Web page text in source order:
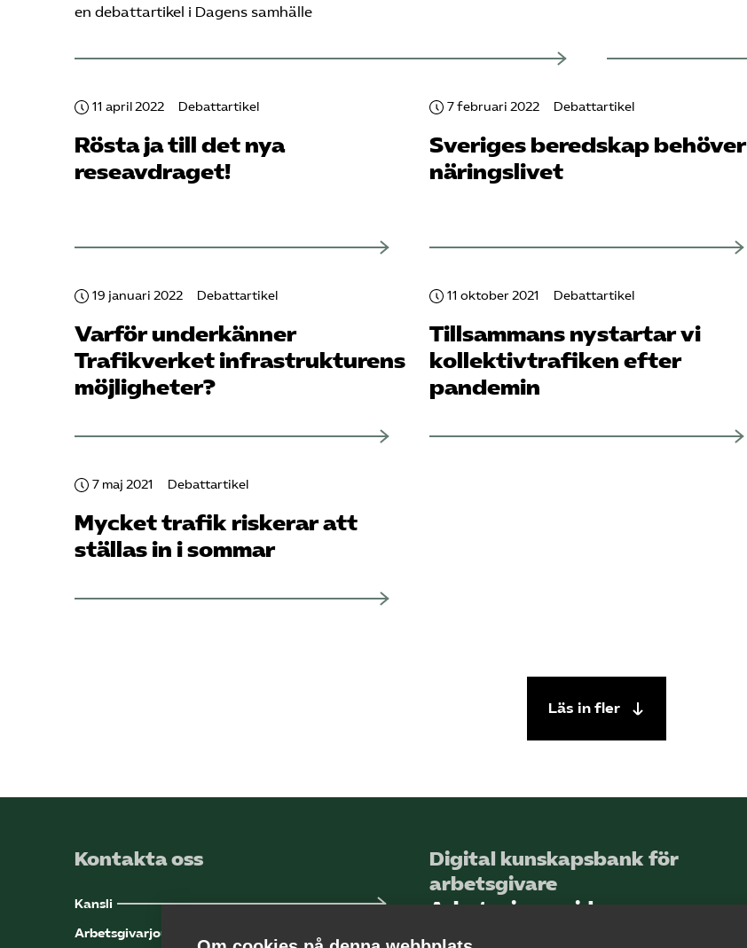
en debattartikel i Dagens samhälle
11 april 2022 Debattartikel
Rösta ja till det nya
reseavdraget!
7 februari 2022 Debattartikel
Sveriges beredskap behöver
näringslivet
19 januari 2022 Debattartikel
Varför underkänner
Trafikverket infrastrukturens
möjligheter?
11 oktober 2021 Debattartikel
Tillsammans nystartar vi
kollektiv­trafiken efter
pandemin
7 maj 2021 Debattartikel
Mycket trafik riskerar att
ställas in i sommar
Läs in fler
Kontakta oss
Kansli
Arbetsgivarjouren
Digital kunskapsbank för
arbetsgivare
Arbetsgivarguiden